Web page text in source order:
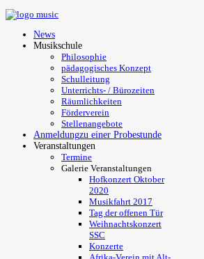
News
Musikschule
Philosophie
pädagogisches Konzept
Schulleitung
Unterrichts- / Bürozeiten
Räumlichkeiten
Förderverein
Stellenangebote
Anmeldungzu einer Probestunde
Veranstaltungen
Termine
Galerie Veranstaltungen
Hofkonzert Oktober
2020
Musikfahrt 2017
Tag der offenen Tür
Weihnachtskonzert
SSC
Konzerte